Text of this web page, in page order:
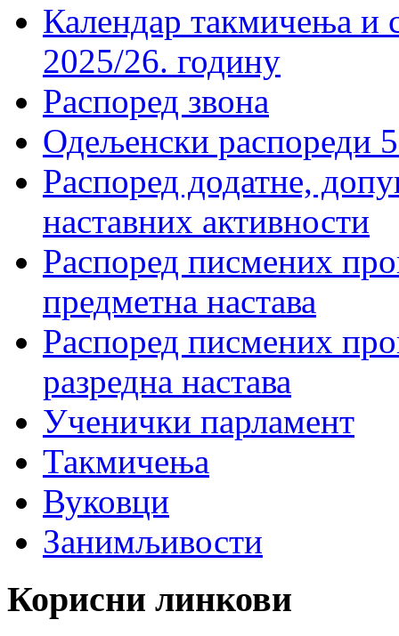
Календар такмичења
2025/26. годину
Распоред звона
Одељенски распореди
Распоред додатне,
наставних активности
Распоред писмених
предметна настава
Распоред писмених
разредна настава
Ученички парламент
Такмичења
Вуковци
Занимљивости
Корисни линкови